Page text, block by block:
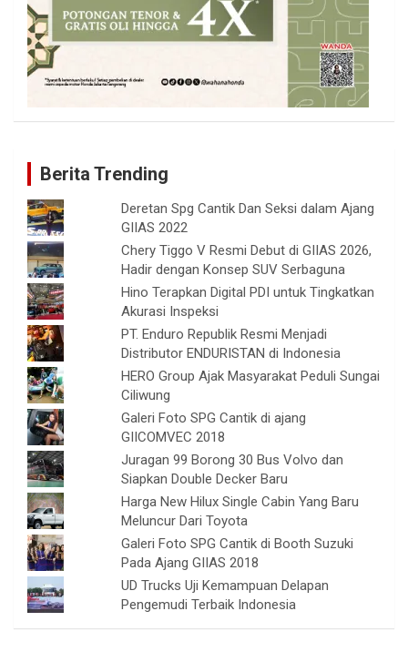
Berita Trending
Deretan Spg Cantik Dan Seksi dalam Ajang
GIIAS 2022
Chery Tiggo V Resmi Debut di GIIAS 2026,
Hadir dengan Konsep SUV Serbaguna
Hino Terapkan Digital PDI untuk Tingkatkan
Akurasi Inspeksi
PT. Enduro Republik Resmi Menjadi
Distributor ENDURISTAN di Indonesia
HERO Group Ajak Masyarakat Peduli Sungai
Ciliwung
Galeri Foto SPG Cantik di ajang
GIICOMVEC 2018
Juragan 99 Borong 30 Bus Volvo dan
Siapkan Double Decker Baru
Harga New Hilux Single Cabin Yang Baru
Meluncur Dari Toyota
Galeri Foto SPG Cantik di Booth Suzuki
Pada Ajang GIIAS 2018
UD Trucks Uji Kemampuan Delapan
Pengemudi Terbaik Indonesia